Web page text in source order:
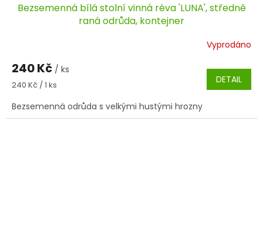
Bezsemenná bílá stolní vinná réva 'LUNA', středně
raná odrůda, kontejner
Vyprodáno
240 Kč / ks
Měrná
240 Kč / 1 ks DETAIL
Bezsemenná odrůda s velkými hustými hrozny